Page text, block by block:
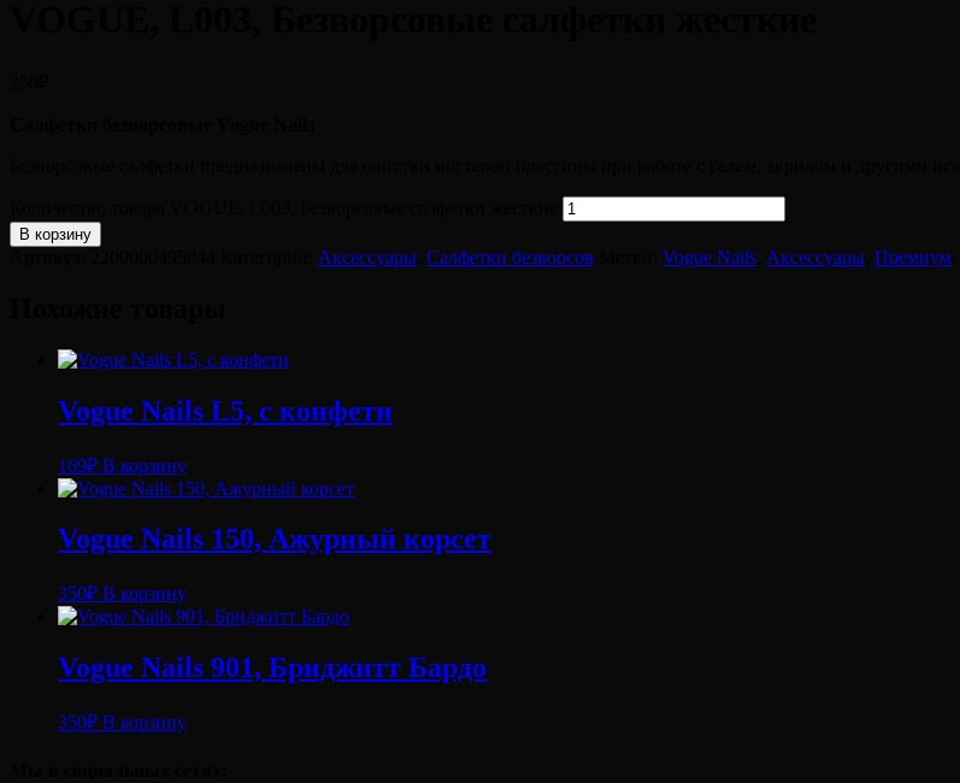
В корзину
Аксессуары Салфетки безворсов Vogue Nails Аксессуары Премиум
Vogue Nails L5, с конфети
169₽ В корзину
Vogue Nails 150, Ажурный корсет
350₽ В корзину
Vogue Nails 901, Бриджитт Бардо
350₽ В корзину